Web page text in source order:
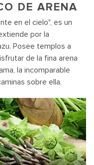
DE ARENA
en el cielo", es un
por la
Posee templos a
de la fina arena
la incomparable
sobre ella.